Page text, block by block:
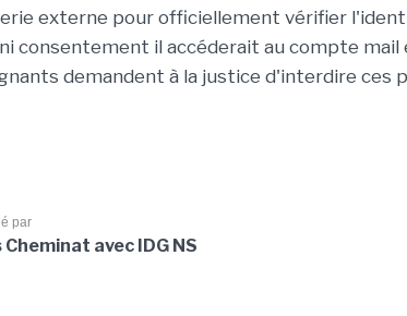
externe pour officiellement vérifier
consentement il accéderait au compte
demandent à la justice d'interdire ces
par
Cheminat avec IDG NS